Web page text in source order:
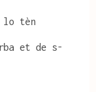
lo tèn
et de s-